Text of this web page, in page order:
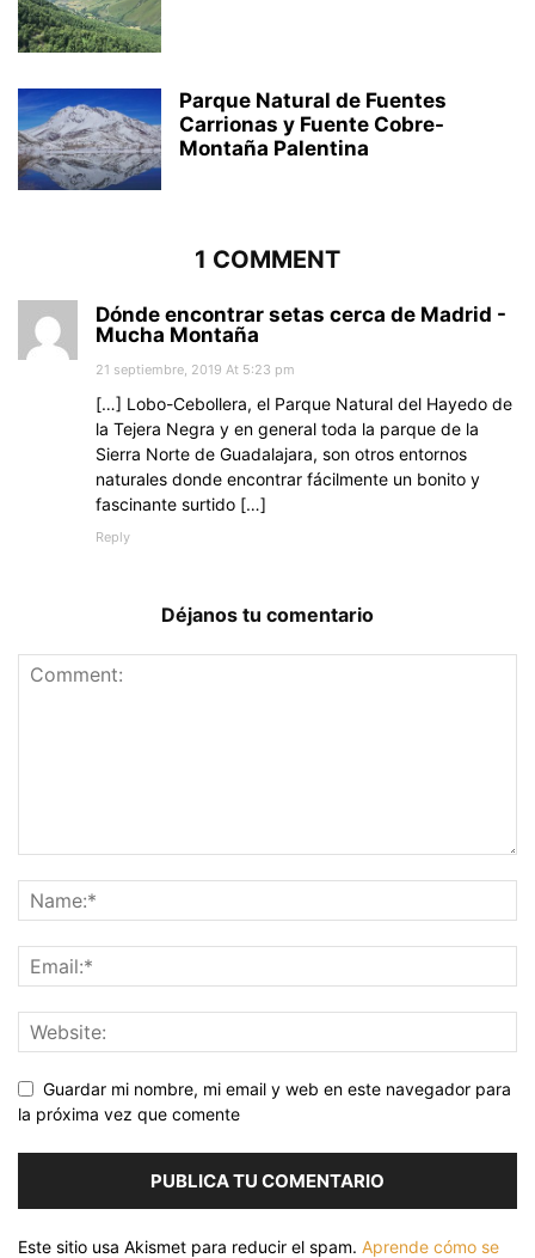
Parque Natural de Fuentes
Carrionas y Fuente Cobre-
Montaña Palentina
1 COMMENT
Dónde encontrar setas cerca de Madrid -
Mucha Montaña
21 septiembre, 2019 At 5:23 pm
[…] Lobo-Cebollera, el Parque Natural del Hayedo de
la Tejera Negra y en general toda la parque de la
Sierra Norte de Guadalajara, son otros entornos
naturales donde encontrar fácilmente un bonito y
fascinante surtido […]
Reply
Déjanos tu comentario
Guardar mi nombre, mi email y web en este navegador para
la próxima vez que comente
Este sitio usa Akismet para reducir el spam. Aprende cómo se